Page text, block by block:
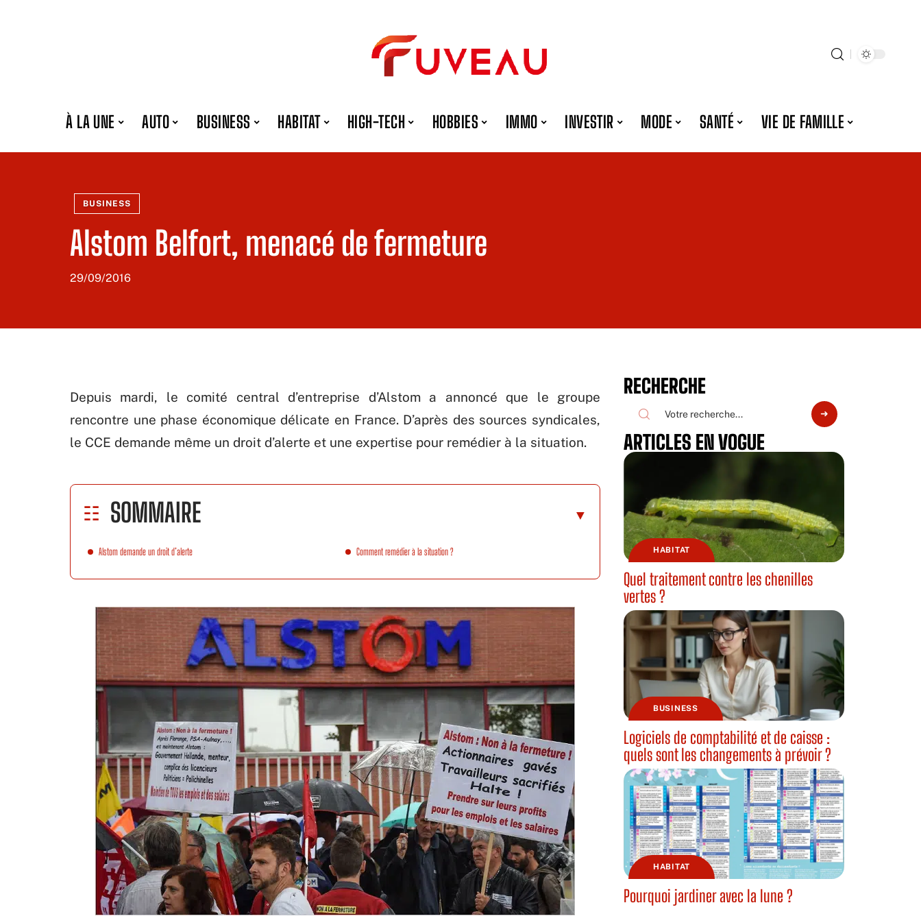
À LA UNE AUTO BUSINESS HABITAT HIGH-TECH HOBBIES IMMO INVESTIR MODE SANTÉ VIE DE FAMILLE
BUSINESS
Alstom Belfort, menacé de fermeture
29/09/2016
Depuis mardi, le comité central d’entreprise d’Alstom a annoncé que le groupe
rencontre une phase économique délicate en France. D’après des sources syndicales,
le CCE demande même un droit d’alerte et une expertise pour remédier à la situation.
SOMMAIRE
Alstom demande un droit d’alerte Comment remédier à la situation ?
RECHERCHE
ARTICLES EN VOGUE
HABITAT
Quel traitement contre les chenilles
vertes ?
BUSINESS
Logiciels de comptabilité et de caisse :
quels sont les changements à prévoir ?
HABITAT
Pourquoi jardiner avec la lune ?